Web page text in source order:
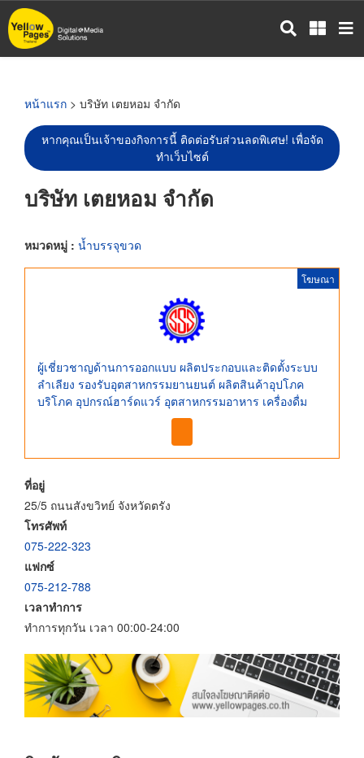
ข้าม
ไป
หน้าแรก > บริษัท เตยหอม จำกัด
หากคุณเป็นเจ้าของกิจการนี้ ติดต่อรับส่วนลดพิเศษ! เพื่อจัด
ทำเว็บไซต์
บริษัท เตยหอม จำกัด
หมวดหมู่ : น้ำบรรจุขวด
โฆษณา
ผู้เชี่ยวชาญด้านการออกแบบ ผลิตประกอบและติดตั้งระบบ
ลำเลียง รองรับอุตสาหกรรมยานยนต์ ผลิตสินค้าอุปโภค
บริโภค อุปกรณ์ฮาร์ดแวร์ อุตสาหกรรมอาหาร เครื่องดื่ม
ที่อยู่
25/5 ถนนสังขวิทย์ จังหวัดตรัง
โทรศัพท์
075-222-323
แฟกซ์
075-212-788
เวลาทำการ
ทำการทุกวัน เวลา 00:00-24:00